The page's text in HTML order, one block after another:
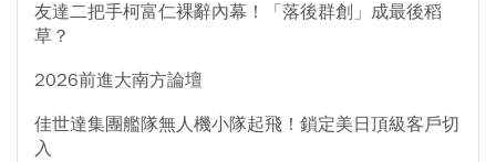
友達二把手柯富仁裸辭內幕！「落後群創」成最後稻
草？
2026前進大南方論壇
佳世達集團艦隊無人機小隊起飛！鎖定美日頂級客戶切
入